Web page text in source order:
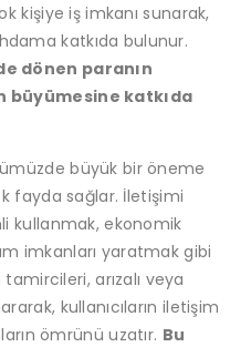
kişiye iş imkanı sunarak,
katkıda bulunur.
dönen paranın
büyümesine katkıda
büyük bir öneme
fayda sağlar. İletişimi
kullanmak, ekonomik
imkanları yaratmak gibi
arızalı veya
kullanıcıların iletişim
ömrünü uzatır. Bu